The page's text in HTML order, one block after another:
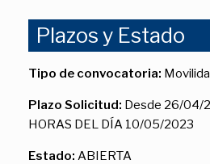
Plazos y Estado
Tipo de convocatoria:
Plazo Solicitud: Desde 26/04/
HORAS DEL DÍA 10/05/2023
Estado: ABIERTA